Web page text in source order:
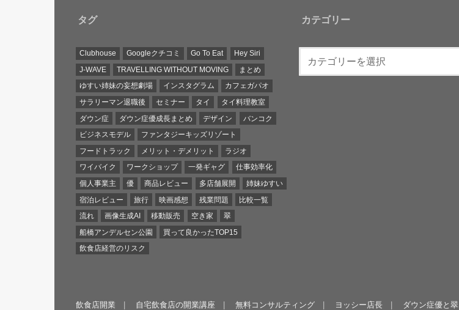
タグ
Clubhouse Googleクチコミ Go To Eat
Hey Siri
J-WAVE
TRAVELLING WITHOUT MOVING
まとめ
ゆすい姉妹の妄想劇場
インスタグラム
カフェガパオ
サラリーマン退職後
セミナー タイ
タイ料理教室
ダウン症
ダウン症優成長まとめ デザイン
バンコク
ビジネスモデル
ファンタジーキッズリゾート
フードトラック
メリット・デメリット
ラジオ
ワイバイク
ワークショップ 一発ギャグ
仕事効率化
個人事業主
優 商品レビュー 多店舗展開
姉妹ゆすい
宿泊レビュー
旅行 映画感想 残業問題
比較一覧
流れ
画像生成AI 移動販売 空き家
翠
船橋アンデルセン公園
買って良かったTOP15
飲食店経営のリスク
カテゴリー
飲食店開業 自宅飲食店の開業講座 無料コンサルティング ヨッシー店長 ダウン症優と翠